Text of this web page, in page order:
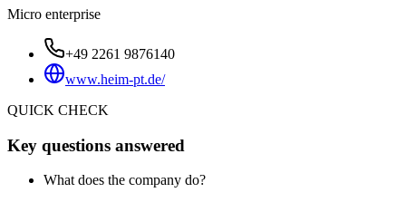
Micro enterprise
+49 2261 9876140
www.heim-pt.de/
QUICK CHECK
Key questions answered
What does the company do?